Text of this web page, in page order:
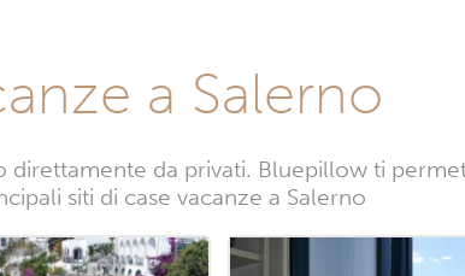
a Salerno
da privati. Bluepillow ti
siti di case vacanze a Salerno